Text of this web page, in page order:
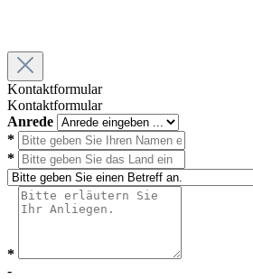
Kontaktformular
Kontaktformular
Anrede
*
*
*
-